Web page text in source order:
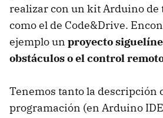
realizar con un kit Arduino de
como el de Code&Drive.
ejemplo un proyecto
obstáculos o el control
Tenemos tanto la descripción
programación (en Arduino